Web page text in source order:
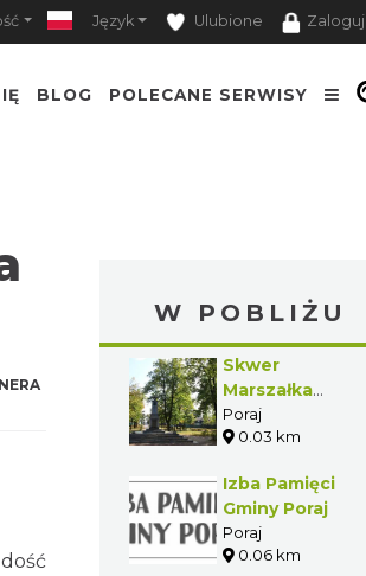
Język Ulubione Zaloguj
BLOG POLECANE SERWISY
W POBLIŻU
Skwer
Marszałka
Józefa
Piłsudskiego w
Poraj
0.03 km
Izba Pamięci
Gminy Poraj
Poraj
0.06 km